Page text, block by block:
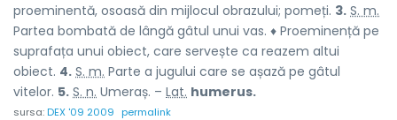
proeminentă, osoasă din mijlocul obrazului; pomeți. 3. S. m.
Partea bombată de lângă gâtul unui vas. ♦ Proeminență pe
suprafața unui obiect, care servește ca reazem altui
obiect. 4. S. m. Parte a jugului care se așază pe gâtul
vitelor. 5. S. n. Umeraș. – Lat. humerus.
sursa:DEX '09 2009 permalink